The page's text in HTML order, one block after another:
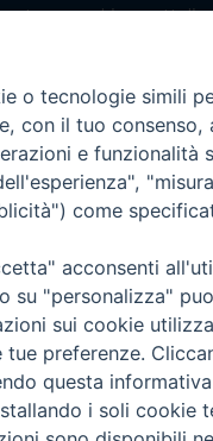
WhatsApp:
dalle 9.30 alle 12.00.
su appuntamento.
o tecnologie simili
con il tuo consenso,
e funzionalità
come
acconsenti
su "personalizza"
sui cookie
tue preferenze.
questa
i soli cookie